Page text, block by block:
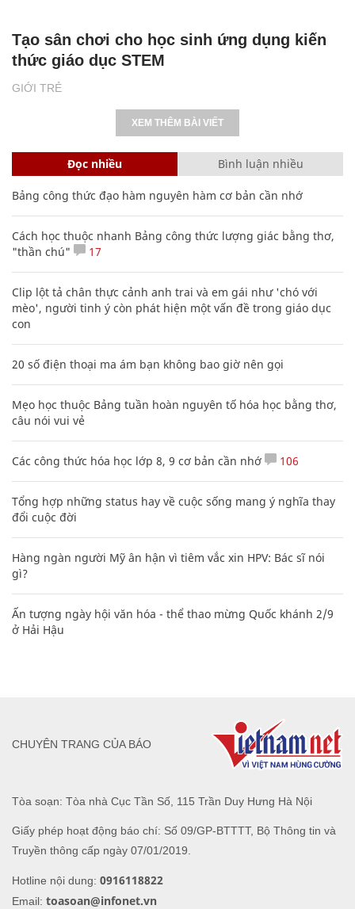
GIỚI TRẺ
Tạo sân chơi cho học sinh ứng dụng kiến
thức giáo dục STEM
XEM THÊM BÀI VIẾT
Đọc nhiều Bình luận nhiều
Bảng công thức đạo hàm nguyên hàm cơ bản cần nhớ
Cách học thuộc nhanh Bảng công thức lượng giác bằng thơ,
"thần chú"
17
Clip lột tả chân thực cảnh anh trai và em gái như 'chó với
mèo', người tinh ý còn phát hiện một vấn đề trong giáo dục
con
20 số điện thoại ma ám bạn không bao giờ nên gọi
Mẹo học thuộc Bảng tuần hoàn nguyên tố hóa học bằng thơ,
câu nói vui vẻ
Các công thức hóa học lớp 8, 9 cơ bản cần nhớ 106
Tổng hợp những status hay về cuộc sống mang ý nghĩa thay
đổi cuộc đời
Hàng ngàn người Mỹ ân hận vì tiêm vắc xin HPV: Bác sĩ nói
gì?
Ấn tượng ngày hội văn hóa - thể thao mừng Quốc khánh 2/9
ở Hải Hậu
Tòa soạn: Tòa nhà Cục Tần Số, 115 Trần Duy Hưng Hà Nội
Giấy phép hoạt động báo chí: Số 09/GP-BTTTT, Bộ Thông tin và
Truyền thông cấp ngày 07/01/2019.
Hotline nội dung: 0916118822
Email: toasoan@infonet.vn
CHUYÊN TRANG CỦA BÁO